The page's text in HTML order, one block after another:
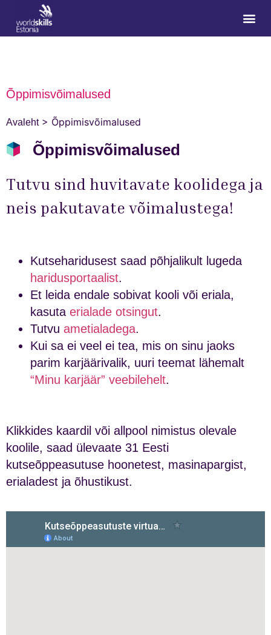
Õppimisvõimalused
Avaleht> Õppimisvõimalused
Õppimisvõimalused
Tutvu sind huvitavate koolidega ja
neis pakutavate võimalustega!
Kutseharidusest saad põhjalikult lugeda
haridusportaalist.
Et leida endale sobivat kooli või eriala,
kasuta erialade otsingut.
Tutvu ametialadega.
Kui sa ei veel ei tea, mis on sinu jaoks
parim karjäärivalik, uuri teemat lähemalt
“Minu karjäär” veebilehelt.
Klikkides kaardil või allpool nimistus olevale
koolile, saad ülevaate 31 Eesti
kutseõppeasutuse hoonetest, masinapargist,
erialadest ja õhustikust.